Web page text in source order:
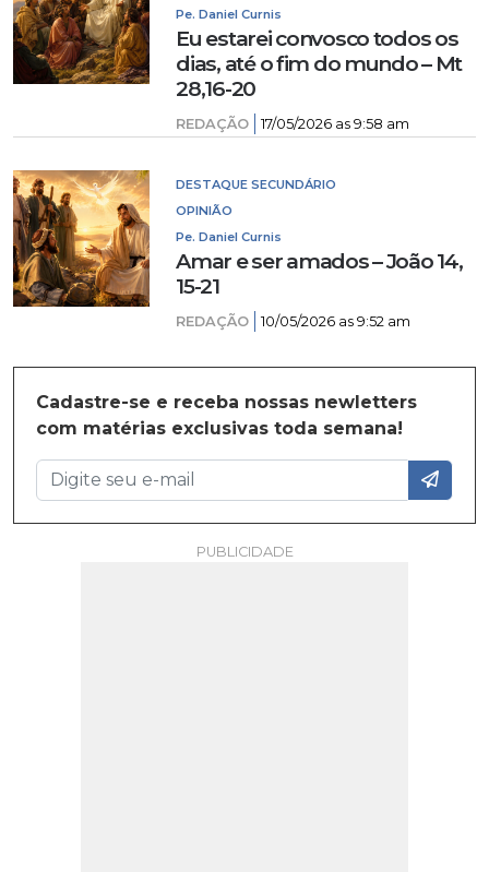
Pe. Daniel Curnis
Eu estarei convosco todos os
dias, até o fim do mundo – Mt
28,16-20
REDAÇÃO 17/05/2026 as 9:58 am
DESTAQUE SECUNDÁRIO
OPINIÃO
Pe. Daniel Curnis
Amar e ser amados – João 14,
15-21
REDAÇÃO 10/05/2026 as 9:52 am
Cadastre-se e receba nossas newletters
com matérias exclusivas toda semana!
PUBLICIDADE